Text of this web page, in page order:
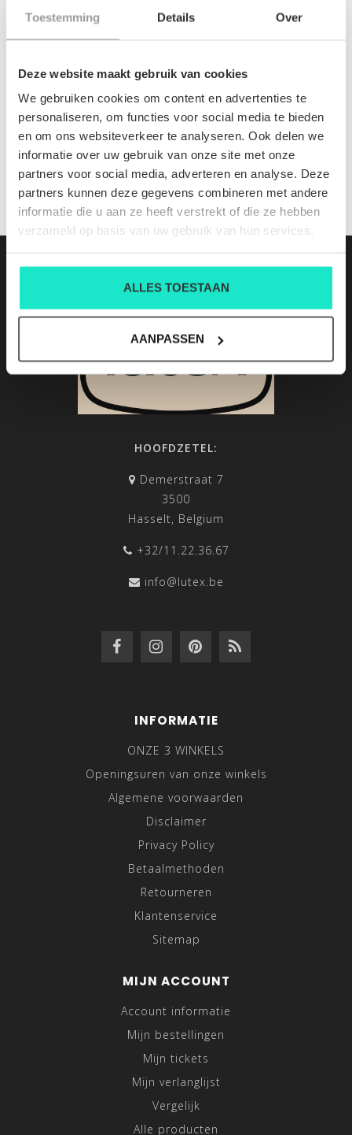
Toestemming Details Over
Deze website maakt gebruik van cookies
We gebruiken cookies om content en advertenties te
personaliseren, om functies voor social media te bieden
en om ons websiteverkeer te analyseren. Ook delen we
informatie over uw gebruik van onze site met onze
partners voor social media, adverteren en analyse. Deze
partners kunnen deze gegevens combineren met andere
informatie die u aan ze heeft verstrekt of die ze hebben
verzameld op basis van uw gebruik van hun services.
ALLES TOESTAAN
AANPASSEN
Geen informatie gevonden
9PN2R4970 CTE423 058
Nog niet gewaardeerd
0 sterren op basis van 0 beoordelingen
JE BEOORDELING TOEVOEGEN
HOOFDZETEL:
Demerstraat 7
3500
Hasselt, Belgium
+32/11.22.36.67
info@lutex.be
INFORMATIE
ONZE 3 WINKELS
Openingsuren van onze winkels
Algemene voorwaarden
Disclaimer
Privacy Policy
Betaalmethoden
Retourneren
Klantenservice
Sitemap
MIJN ACCOUNT
Account informatie
Mijn bestellingen
Mijn tickets
Mijn verlanglijst
Vergelijk
Alle producten